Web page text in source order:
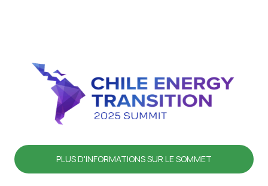
PLUS D'INFORMATIONS SUR LE SOMMET